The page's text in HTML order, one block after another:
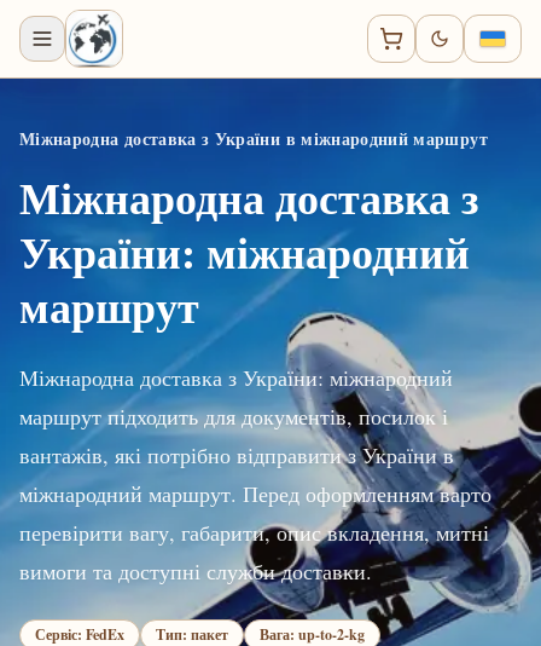
Міжнародна доставка з України в міжнародний маршрут
Міжнародна доставка з
України: міжнародний
маршрут
Міжнародна доставка з України: міжнародний
маршрут підходить для документів, посилок і
вантажів, які потрібно відправити з України в
міжнародний маршрут. Перед оформленням варто
перевірити вагу, габарити, опис вкладення, митні
вимоги та доступні служби доставки.
Сервіс: FedEx Тип: пакет Вага: up-to-2-kg